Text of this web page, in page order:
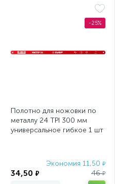
-25%
Полотно для ножовки по
металлу 24 TPI 300 мм
универсальное гибкое 1 шт
Экономия 11,50 ₽
34,50 ₽ 46₽